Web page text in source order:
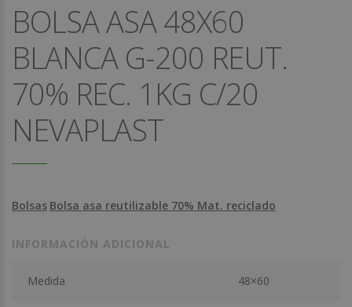
BOLSA ASA 48X60
BLANCA G-200 REUT.
70% REC. 1KG C/20
NEVAPLAST
Bolsas Bolsa asa reutilizable 70% Mat. reciclado
INFORMACIÓN ADICIONAL
Medida 48×60